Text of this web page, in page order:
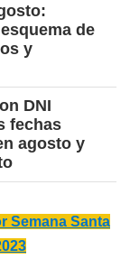
de
y
DNI
fechas
agosto y
Semana Santa